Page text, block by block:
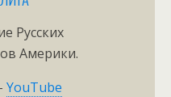
Русских
Америки.
-YouTube